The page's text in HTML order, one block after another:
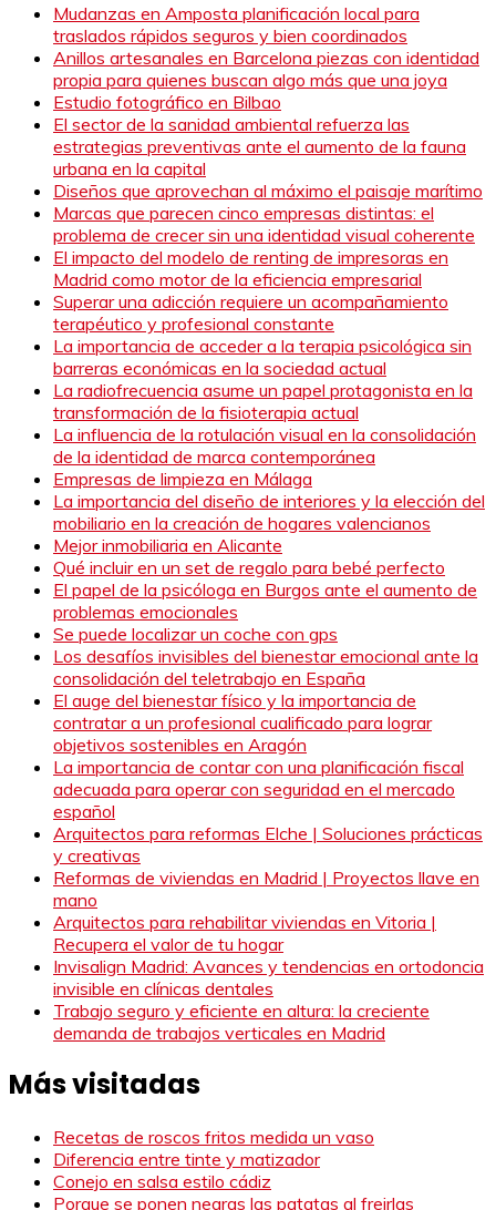
Mudanzas en Amposta planificación local para
traslados rápidos seguros y bien coordinados
Anillos artesanales en Barcelona piezas con identidad
propia para quienes buscan algo más que una joya
Estudio fotográfico en Bilbao
El sector de la sanidad ambiental refuerza las
estrategias preventivas ante el aumento de la fauna
urbana en la capital
Diseños que aprovechan al máximo el paisaje marítimo
Marcas que parecen cinco empresas distintas: el
problema de crecer sin una identidad visual coherente
El impacto del modelo de renting de impresoras en
Madrid como motor de la eficiencia empresarial
Superar una adicción requiere un acompañamiento
terapéutico y profesional constante
La importancia de acceder a la terapia psicológica sin
barreras económicas en la sociedad actual
La radiofrecuencia asume un papel protagonista en la
transformación de la fisioterapia actual
La influencia de la rotulación visual en la consolidación
de la identidad de marca contemporánea
Empresas de limpieza en Málaga
La importancia del diseño de interiores y la elección del
mobiliario en la creación de hogares valencianos
Mejor inmobiliaria en Alicante
Qué incluir en un set de regalo para bebé perfecto
El papel de la psicóloga en Burgos ante el aumento de
problemas emocionales
Se puede localizar un coche con gps
Los desafíos invisibles del bienestar emocional ante la
consolidación del teletrabajo en España
El auge del bienestar físico y la importancia de
contratar a un profesional cualificado para lograr
objetivos sostenibles en Aragón
La importancia de contar con una planificación fiscal
adecuada para operar con seguridad en el mercado
español
Arquitectos para reformas Elche | Soluciones prácticas
y creativas
Reformas de viviendas en Madrid | Proyectos llave en
mano
Arquitectos para rehabilitar viviendas en Vitoria |
Recupera el valor de tu hogar
Invisalign Madrid: Avances y tendencias en ortodoncia
invisible en clínicas dentales
Trabajo seguro y eficiente en altura: la creciente
demanda de trabajos verticales en Madrid
Más visitadas
Recetas de roscos fritos medida un vaso
Diferencia entre tinte y matizador
Conejo en salsa estilo cádiz
Porque se ponen negras las patatas al freirlas